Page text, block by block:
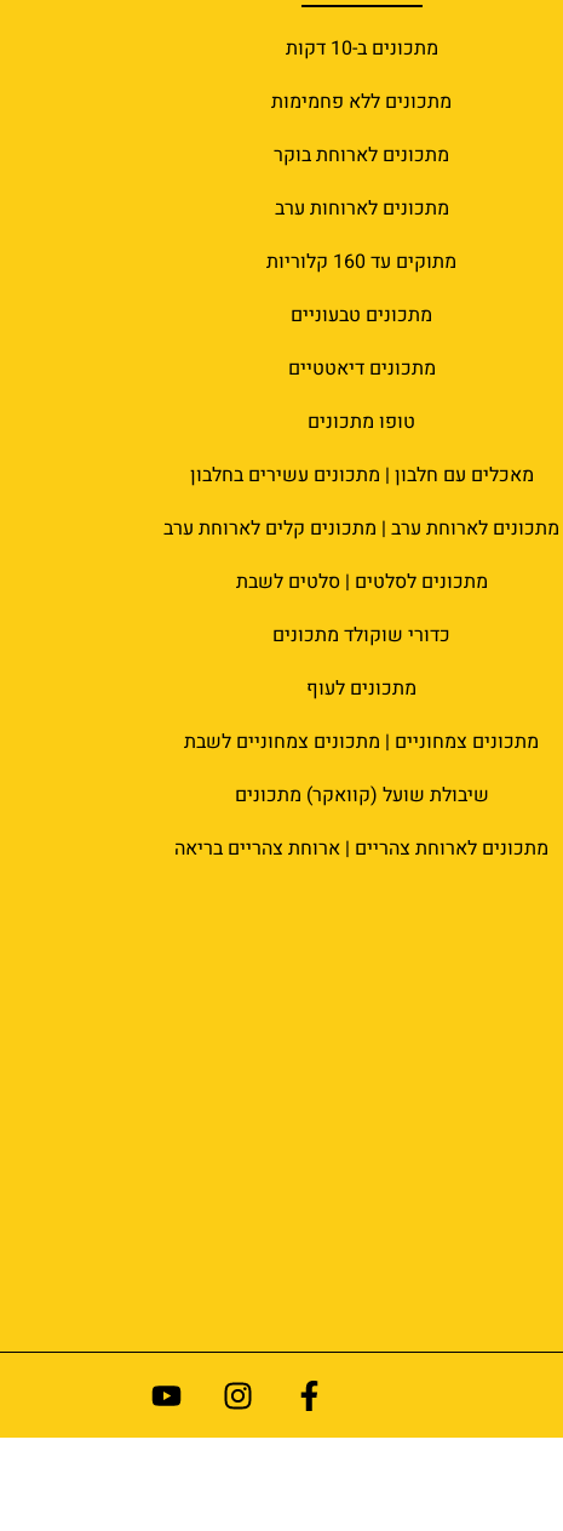
מתכונים ב-10 דקות
מתכונים ללא פחמימות
מתכונים לארוחת בוקר
מתכונים לארוחות ערב
מתוקים עד 160 קלוריות
מתכונים טבעוניים
מתכונים דיאטטיים
טופו מתכונים
מאכלים עם חלבון | מתכונים עשירים בחלבון
מתכונים לארוחת ערב | מתכונים קלים לארוחת ערב
מתכונים לסלטים | סלטים לשבת
כדורי שוקולד מתכונים
מתכונים לעוף
מתכונים צמחוניים | מתכונים צמחוניים לשבת
שיבולת שועל (קוואקר) מתכונים
מתכונים לארוחת צהריים | ארוחת צהריים בריאה